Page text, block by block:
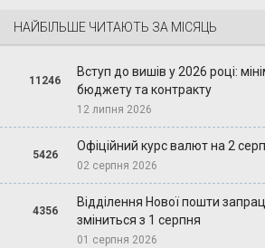
НАЙБІЛЬШЕ ЧИТАЮТЬ ЗА МІСЯЦЬ
11246
Вступ до вишів у 2026 році:
бюджету та контракту
12 липня 2026
5426
Офіційний курс валют на 2
02 серпня 2026
4356
Відділення Нової пошти
зміниться з 1 серпня
01 серпня 2026